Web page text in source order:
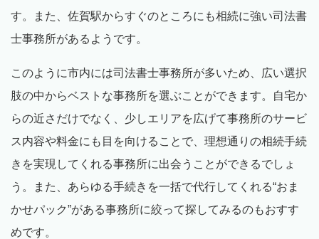
す。また、佐賀駅からすぐのところにも相続に強い司法書
士事務所があるようです。
このように市内には司法書士事務所が多いため、広い選択
肢の中からベストな事務所を選ぶことができます。自宅か
らの近さだけでなく、少しエリアを広げて事務所のサービ
ス内容や料金にも目を向けることで、理想通りの相続手続
きを実現してくれる事務所に出会うことができるでしょ
う。また、あらゆる手続きを一括で代行してくれる“おま
かせパック”がある事務所に絞って探してみるのもおすす
めです。